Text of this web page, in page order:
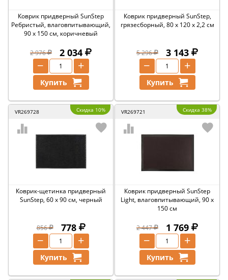
Коврик придверный SunStep
Ребристый, влаговпитывающий,
90 x 150 см, коричневый
2 976 2 034
+
−
Купить
Коврик придверный SunStep,
грязесборный, 80 x 120 x 2,2 см
5 296 3 143
+
−
Купить
VR269728 Скидка 10%
Коврик-щетинка придверный
SunStep, 60 x 90 см, черный
856 778
+
−
Купить
VR269721 Скидка 38%
Коврик придверный SunStep
Light, влаговпитывающий, 90 x
150 см
2 447 1 769
+
−
Купить